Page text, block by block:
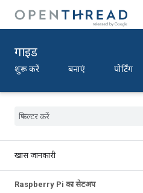
गाइड
शुरू करें बनाएं पोर्टिंग
खास जानकारी
Raspberry Pi का सेटअप